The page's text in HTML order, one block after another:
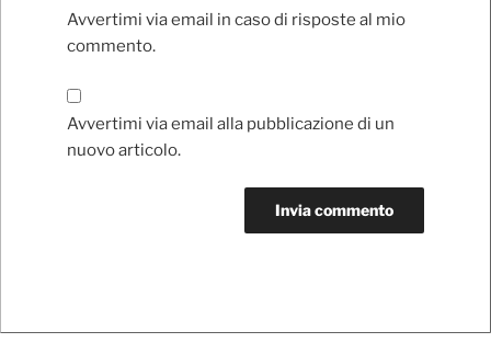
Avvertimi via email in caso di risposte al mio
commento.
Avvertimi via email alla pubblicazione di un
nuovo articolo.